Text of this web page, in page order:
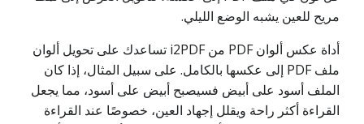
مريح للعين يشبه الوضع الليلي.
أداة عكس ألوان PDF من i2PDF تساعدك على تحويل ألوان
ملف PDF إلى عكسها بالكامل. على سبيل المثال، إذا كان
الملف أسود على أبيض فسيصبح أبيض على أسود، مما يجعل
القراءة أكثر راحة ويقلل إجهاد العين، خصوصًا عند القراءة